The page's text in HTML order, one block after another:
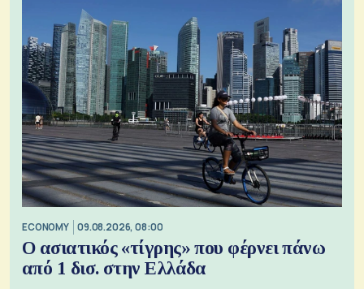
ECONOMY 09.08.2026, 08:00
Ο ασιατικός «τίγρης» που φέρνει πάνω
από 1 δισ. στην Ελλάδα